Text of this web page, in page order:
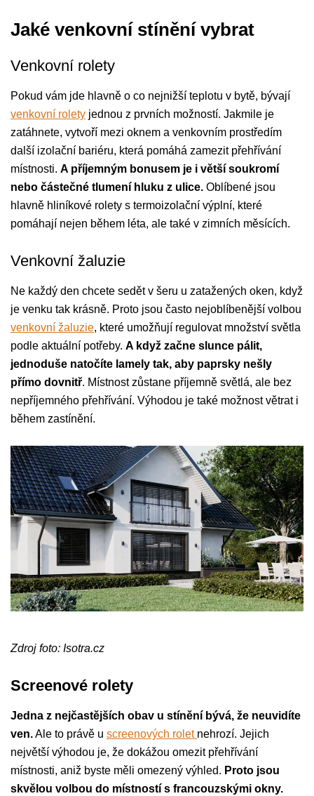
Jaké venkovní stínění vybrat
Venkovní rolety
Pokud vám jde hlavně o co nejnižší teplotu v bytě, bývají
venkovní rolety jednou z prvních možností. Jakmile je
zatáhnete, vytvoří mezi oknem a venkovním prostředím
další izolační bariéru, která pomáhá zamezit přehřívání
místnosti. A příjemným bonusem je i větší soukromí
nebo částečné tlumení hluku z ulice. Oblíbené jsou
hlavně hliníkové rolety s termoizolační výplní, které
pomáhají nejen během léta, ale také v zimních měsících.
Venkovní žaluzie
Ne každý den chcete sedět v šeru u zatažených oken, když
je venku tak krásně. Proto jsou často nejoblíbenější volbou
venkovní žaluzie, které umožňují regulovat množství světla
podle aktuální potřeby. A když začne slunce pálit,
jednoduše natočíte lamely tak, aby paprsky nešly
přímo dovnitř. Místnost zůstane příjemně světlá, ale bez
nepříjemného přehřívání. Výhodou je také možnost větrat i
během zastínění.
Zdroj foto: Isotra.cz
Screenové rolety
Jedna z nejčastějších obav u stínění bývá, že neuvidíte
ven.Ale to právě u screenových rolet nehrozí. Jejich
největší výhodou je, že dokážou omezit přehřívání
místnosti, aniž byste měli omezený výhled. Proto jsou
skvělou volbou do místností s francouzskými okny.